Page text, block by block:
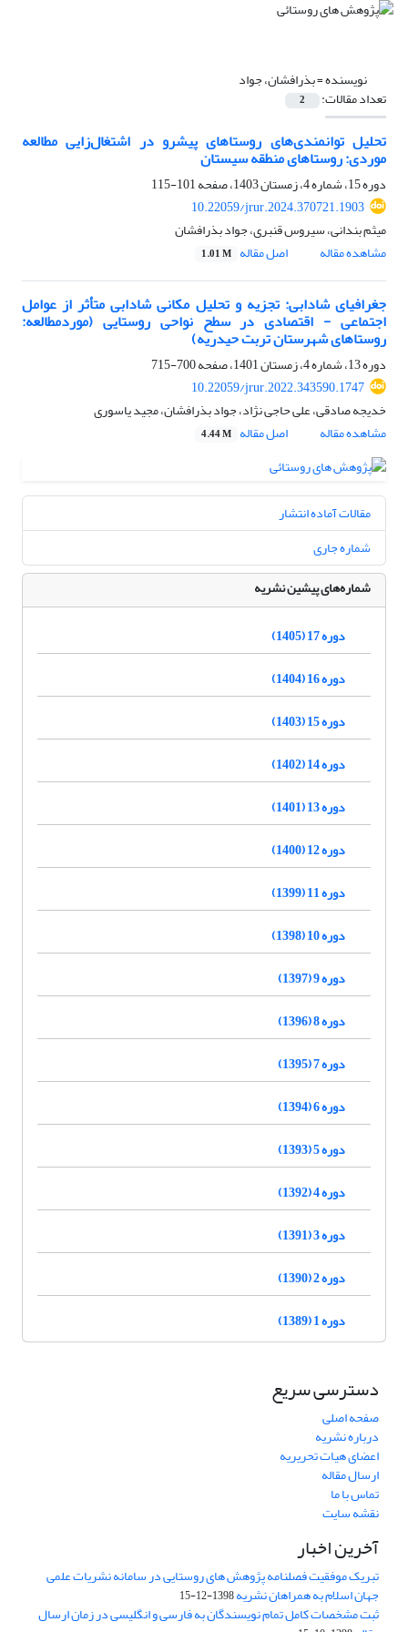
نویسنده =بذرافشان، جواد
تعداد مقالات: 2
تحلیل توانمندی‌های روستاهای پیشرو در اشتغال‌زایی مطالعه
موردی: روستاهای منطقه سیستان
دوره 15، شماره 4، زمستان 1403، صفحه
101-115
10.22059/jrur.2024.370721.1903
میثم بندانی، سیروس قنبری، جواد بذرافشان
مشاهده مقاله
اصل مقاله 1.01 M
جغرافیای شادابی: تجزیه و تحلیل مکانی شادابی متأثر از عوامل
اجتماعی - اقتصادی در سطح نواحی روستایی (موردمطالعه:
روستاهای شهرستان تربت حیدریه)
دوره 13، شماره 4، زمستان 1401، صفحه
700-715
10.22059/jrur.2022.343590.1747
خدیجه صادقی، علی حاجی نژاد، جواد بذرافشان، مجید یاسوری
مشاهده مقاله
اصل مقاله 4.44 M
مقالات آماده انتشار
شماره جاری
شماره‌های پیشین نشریه
دوره 17 (1405)
دوره 16 (1404)
دوره 15 (1403)
دوره 14 (1402)
دوره 13 (1401)
دوره 12 (1400)
دوره 11 (1399)
دوره 10 (1398)
دوره 9 (1397)
دوره 8 (1396)
دوره 7 (1395)
دوره 6 (1394)
دوره 5 (1393)
دوره 4 (1392)
دوره 3 (1391)
دوره 2 (1390)
دوره 1 (1389)
دسترسی سریع
صفحه اصلی
درباره نشریه
اعضای هیات تحریریه
ارسال مقاله
تماس با ما
نقشه سایت
آخرین اخبار
تبریک موفقیت فصلنامه پژوهش های روستایی در سامانه نشریات علمی
جهان اسلام به همراهان نشریه1398-12-15
ثبت مشخصات کامل تمام نویسندگان به فارسی و انگلیسی در زمان ارسال